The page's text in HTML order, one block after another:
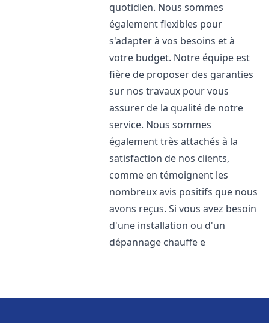
quotidien. Nous sommes
également flexibles pour
s'adapter à vos besoins et à
votre budget. Notre équipe est
fière de proposer des garanties
sur nos travaux pour vous
assurer de la qualité de notre
service. Nous sommes
également très attachés à la
satisfaction de nos clients,
comme en témoignent les
nombreux avis positifs que nous
avons reçus. Si vous avez besoin
d'une installation ou d'un
dépannage chauffe e